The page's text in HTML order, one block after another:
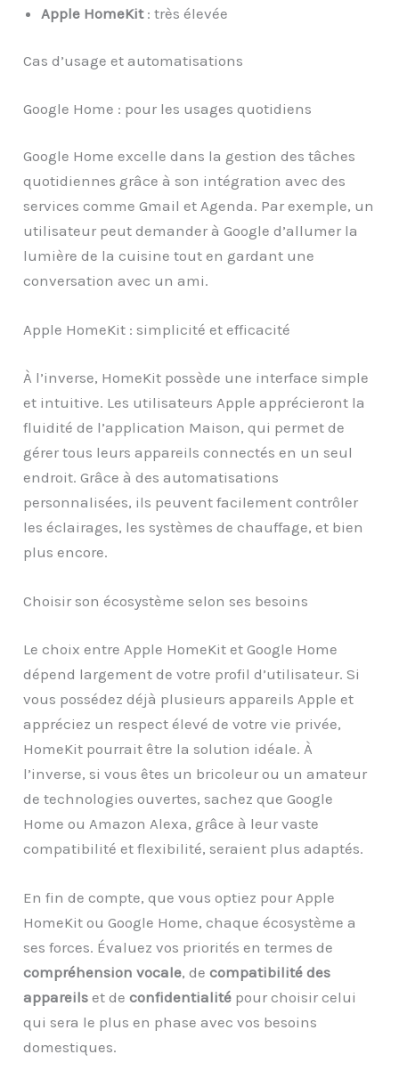
Apple HomeKit: très élevée
Cas d’usage et automatisations
Google Home : pour les usages quotidiens
Google Home excelle dans la gestion des tâches
quotidiennes grâce à son intégration avec des
services comme Gmail et Agenda. Par exemple, un
utilisateur peut demander à Google d’allumer la
lumière de la cuisine tout en gardant une
conversation avec un ami.
Apple HomeKit : simplicité et efficacité
À l’inverse, HomeKit possède une interface simple
et intuitive. Les utilisateurs Apple apprécieront la
fluidité de l’application Maison, qui permet de
gérer tous leurs appareils connectés en un seul
endroit. Grâce à des automatisations
personnalisées, ils peuvent facilement contrôler
les éclairages, les systèmes de chauffage, et bien
plus encore.
Choisir son écosystème selon ses besoins
Le choix entre Apple HomeKit et Google Home
dépend largement de votre profil d’utilisateur. Si
vous possédez déjà plusieurs appareils Apple et
appréciez un respect élevé de votre vie privée,
HomeKit pourrait être la solution idéale. À
l’inverse, si vous êtes un bricoleur ou un amateur
de technologies ouvertes, sachez que Google
Home ou Amazon Alexa, grâce à leur vaste
compatibilité et flexibilité, seraient plus adaptés.
En fin de compte, que vous optiez pour Apple
HomeKit ou Google Home, chaque écosystème a
ses forces. Évaluez vos priorités en termes de
compréhension vocale, decompatibilité des
appareils et deconfidentialité pour choisir celui
qui sera le plus en phase avec vos besoins
domestiques.